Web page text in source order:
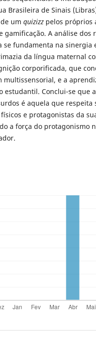
Brasileira de Sinais
um quizizz pelos próprios
gamificação. A análise dos
se fundamenta na sinergia
da língua maternal
corporificada, que
multissensorial, e a
estudantil. Conclui-se que
é aquela que respeita
e protagonistas da
a força do protagonismo